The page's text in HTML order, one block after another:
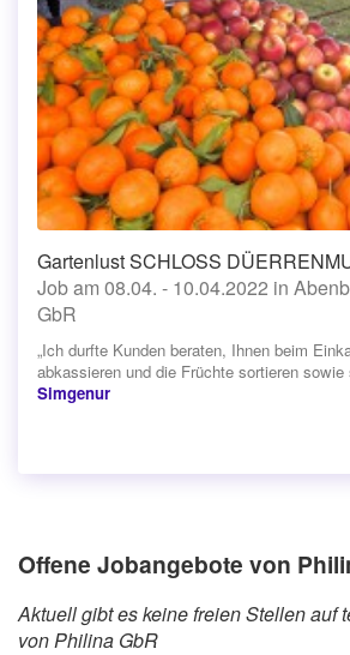
Gartenlust SCHLOSS
Job am 08.04. - 10.04.2022 in
GbR
„Ich durfte Kunden beraten, Ihnen beim
abkassieren und die Früchte sortieren sowie
Simgenur
Offene Jobangebote von
Aktuell gibt es keine freien Stellen auf
von Philina GbR